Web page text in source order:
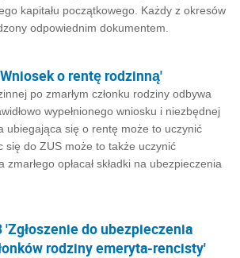
kapitału początkowego. Każdy z okresów
odpowiednim dokumentem.
o rentę rodzinną'
po zmarłym członku rodziny odbywa
wypełnionego wniosku i niezbędnej
ubiegająca się o rentę może to uczynić
się do ZUS może to także uczynić
opłacał składki na ubezpieczenia
'Zgłoszenie do ubezpieczenia
rodziny emeryta-rencisty'